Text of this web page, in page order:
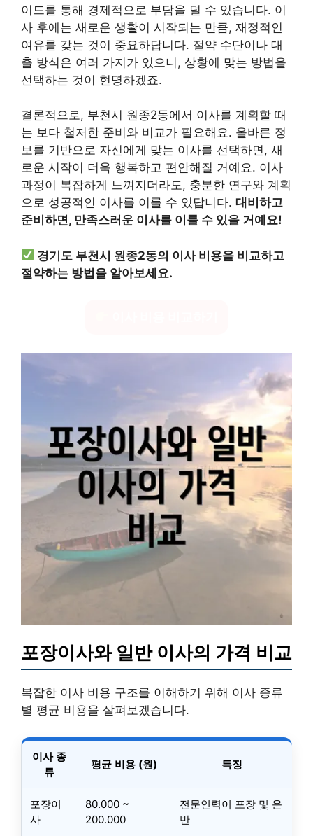
이드를 통해 경제적으로 부담을 덜 수 있습니다. 이
사 후에는 새로운 생활이 시작되는 만큼, 재정적인
여유를 갖는 것이 중요하답니다. 절약 수단이나 대
출 방식은 여러 가지가 있으니, 상황에 맞는 방법을
선택하는 것이 현명하겠죠.
결론적으로, 부천시 원종2동에서 이사를 계획할 때
는 보다 철저한 준비와 비교가 필요해요. 올바른 정
보를 기반으로 자신에게 맞는 이사를 선택하면, 새
로운 시작이 더욱 행복하고 편안해질 거예요. 이사
과정이 복잡하게 느껴지더라도, 충분한 연구와 계획
으로 성공적인 이사를 이룰 수 있답니다. 대비하고
준비하면, 만족스러운 이사를 이룰 수 있을 거예요!
경기도 부천시 원종2동의 이사 비용을 비교하고
절약하는 방법을 알아보세요.
포장이사와 일반 이사의 가격 비교
복잡한 이사 비용 구조를 이해하기 위해 이사 종류
별 평균 비용을 살펴보겠습니다.
이사 종
류
평균 비용 (원) 특징
포장이
사
80.000 ~
200.000
전문인력이 포장 및 운
반